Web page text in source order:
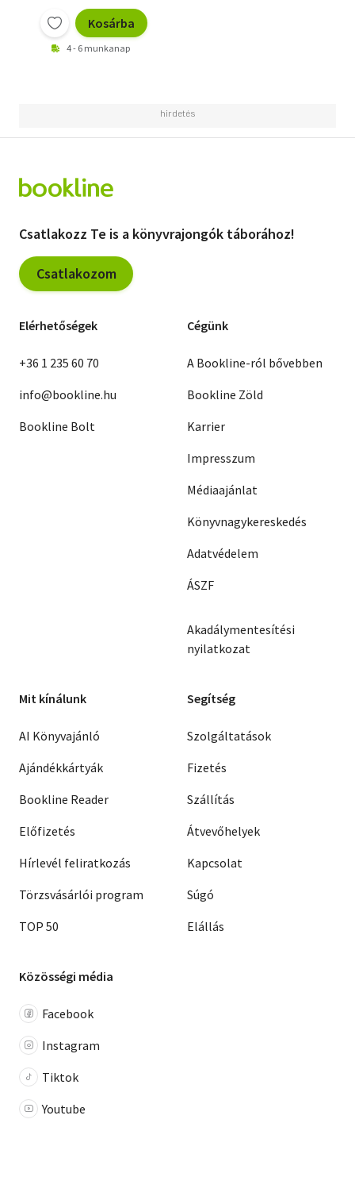
Kosárba
4 - 6 munkanap
Csatlakozz Te is a könyvrajongók táborához!
Csatlakozom
Elérhetőségek
+36 1 235 60 70
info@bookline.hu
Bookline Bolt
Cégünk
A Bookline-ról bővebben
Bookline Zöld
Karrier
Impresszum
Médiaajánlat
Könyvnagykereskedés
Adatvédelem
ÁSZF
Akadálymentesítési
nyilatkozat
Mit kínálunk
AI Könyvajánló
Ajándékkártyák
Bookline Reader
Előfizetés
Hírlevél feliratkozás
Törzsvásárlói program
TOP 50
Segítség
Szolgáltatások
Fizetés
Szállítás
Átvevőhelyek
Kapcsolat
Súgó
Elállás
Közösségi média
Facebook
Instagram
Tiktok
Youtube